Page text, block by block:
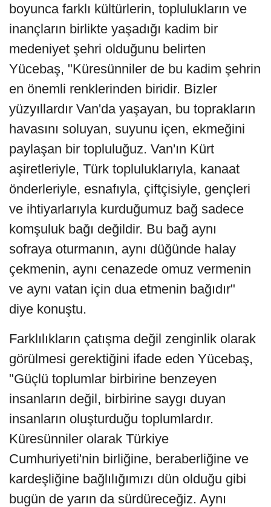
boyunca farklı kültürlerin, toplulukların ve
inançların birlikte yaşadığı kadim bir
medeniyet şehri olduğunu belirten
Yücebaş, "Küresünniler de bu kadim şehrin
en önemli renklerinden biridir. Bizler
yüzyıllardır Van'da yaşayan, bu toprakların
havasını soluyan, suyunu içen, ekmeğini
paylaşan bir topluluğuz. Van'ın Kürt
aşiretleriyle, Türk topluluklarıyla, kanaat
önderleriyle, esnafıyla, çiftçisiyle, gençleri
ve ihtiyarlarıyla kurduğumuz bağ sadece
komşuluk bağı değildir. Bu bağ aynı
sofraya oturmanın, aynı düğünde halay
çekmenin, aynı cenazede omuz vermenin
ve aynı vatan için dua etmenin bağıdır"
diye konuştu.
Farklılıkların çatışma değil zenginlik olarak
görülmesi gerektiğini ifade eden Yücebaş,
"Güçlü toplumlar birbirine benzeyen
insanların değil, birbirine saygı duyan
insanların oluşturduğu toplumlardır.
Küresünniler olarak Türkiye
Cumhuriyeti'nin birliğine, beraberliğine ve
kardeşliğine bağlılığımızı dün olduğu gibi
bugün de yarın da sürdüreceğiz. Aynı